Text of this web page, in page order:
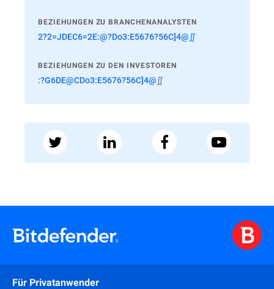
BEZIEHUNGEN ZU BRANCHENANALYSTEN
2?2=JDEC6=2E:@?Do3:E5676?56C]4@∬
BEZIEHUNGEN ZU DEN INVESTOREN
:?G6DE@CDo3:E5676?56C]4@∬
Für Privatanwender